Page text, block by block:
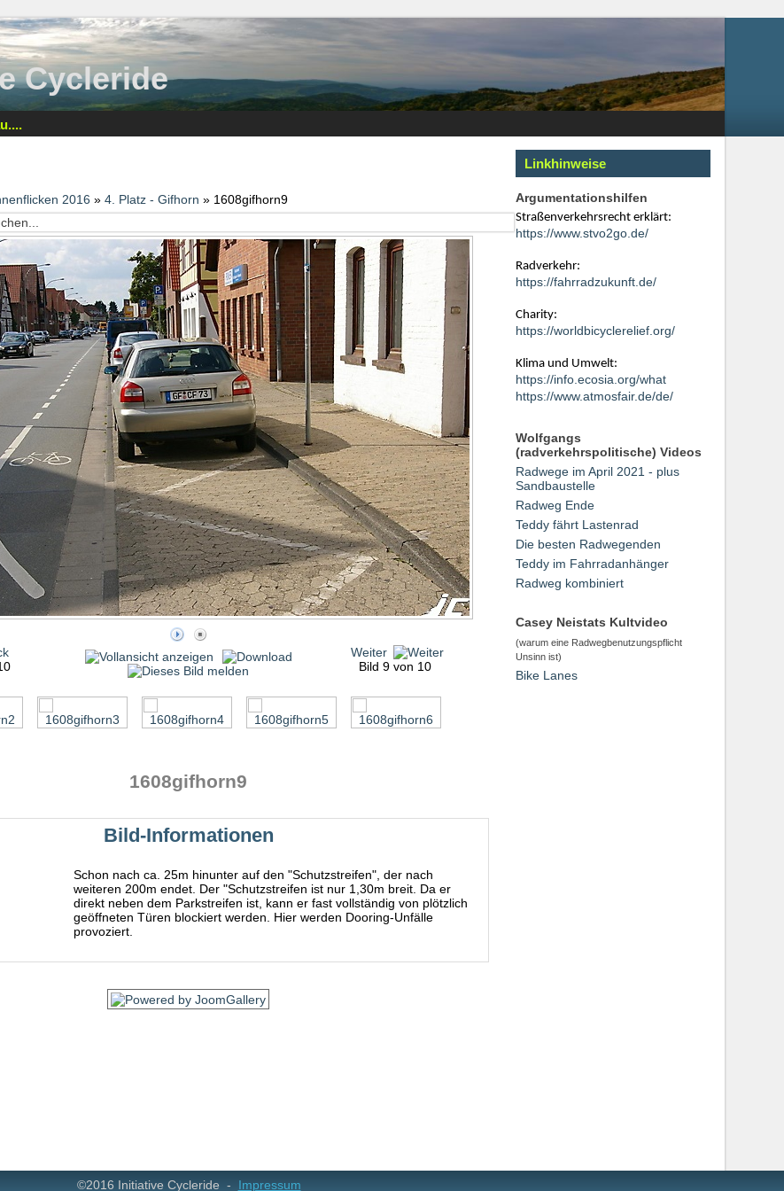
Cycleride
2016 »4. Platz - Gifhorn » 1608gifhorn9
Weiter
Bild 9 von 10
1608gifhorn9
Bild-Informationen
Schon nach ca. 25m hinunter auf den "Schutzstreifen", der nach
weiteren 200m endet. Der "Schutzstreifen ist nur 1,30m breit. Da er
direkt neben dem Parkstreifen ist, kann er fast vollständig von plötzlich
geöffneten Türen blockiert werden. Hier werden Dooring-Unfälle
provoziert.
Linkhinweise
Argumentationshilfen
Straßenverkehrsrecht erklärt:
https://www.stvo2go.de/
Radverkehr:
https://fahrradzukunft.de/
Charity:
https://worldbicyclerelief.org/
Klima und Umwelt:
https://info.ecosia.org/what
https://www.atmosfair.de/de/
Wolfgangs
(radverkehrspolitische) Videos
Radwege im April 2021 - plus
Sandbaustelle
Radweg Ende
Teddy fährt Lastenrad
Die besten Radwegenden
Teddy im Fahrradanhänger
Radweg kombiniert
Casey Neistats Kultvideo
(warum eine Radwegbenutzungspflicht
Unsinn ist)
Bike Lanes
©2016 Initiative Cycleride - Impressum